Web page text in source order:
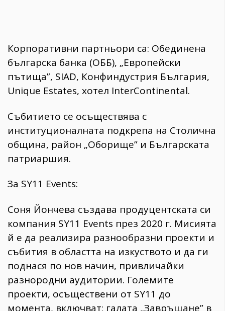
Корпоративни партньори са: Обединена
българска банка (ОББ), „Европейски
пътища”, SIAD, Конфиндустрия България,
Unique Estates, хотел InterContinental.
Събитието се осъществява с
институционалната подкрепа на Столична
община, район „Оборище” и Българската
патриаршия.
За SY11 Events:
Соня Йончева създава продуцентската си
компания SY11 Events през 2020 г. Мисията
й е да реализира разнообразни проекти и
събития в областта на изкуството и да ги
поднася по нов начин, привличайки
разнородни аудитории. Големите
проекти, осъществени от SY11 до
момента, включват: галата „Завръщане” в